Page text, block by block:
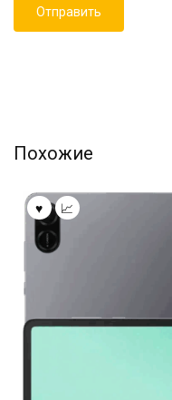
Похожие